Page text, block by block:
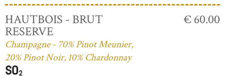
HAUTBOIS - BRUT
RESERVE
Champagne - 70% Pinot Meunier,
20% Pinot Noir, 10% Chardonnay
€ 60.00